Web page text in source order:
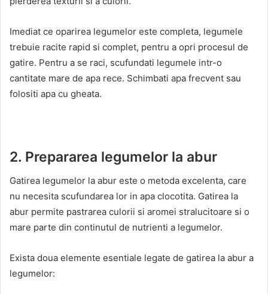
Imediat ce oparirea legumelor este completa, legumele
trebuie racite rapid si complet, pentru a opri procesul de
gatire. Pentru a se raci, scufundati legumele intr-o
cantitate mare de apa rece. Schimbati apa frecvent sau
folositi apa cu gheata.
2. Prepararea legumelor la abur
Gatirea legumelor la abur este o metoda excelenta, care
nu necesita scufundarea lor in apa clocotita. Gatirea la
abur permite pastrarea culorii si aromei stralucitoare si o
mare parte din continutul de nutrienti a legumelor.
Exista doua elemente esentiale legate de gatirea la abur a
legumelor: